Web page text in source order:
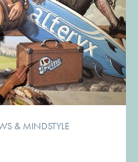
& MINDSTYLE